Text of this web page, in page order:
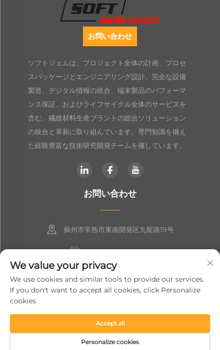
お問い合わせ
ソフトジェムは、プロジェクト全体の計画、プロセ
スパッケージとエンジニアリング設計、完全な設備
製造、デジタル情報の統合、端末製品のパフォーマ
ンス保証、およびライフサイクル全体のサービスを
含む、繊維材料生産プラントの総合ソリューション
の統合と革新に取り組んでいます。専門知識を備え
た経験豊富な技術研究開発チームを擁しています。
お問い合わせ
蘇州市常熟市東南開発区九龍路19号
+86-19906239903
[email protected]
+86-13852981437
Copyright © 2024 蘇州ソフトジェムインテリジェント設備株式会社
プライバシーポリシー
We value your privacy
We use cookies and similar tools to provide our services.
If you don't want to accept all cookies, click Personalize
cookies.
Personalize cookies
Accept all